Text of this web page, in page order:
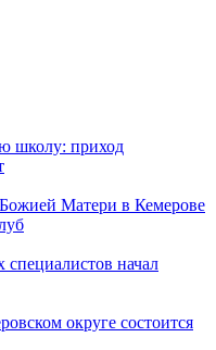
школу: приход
Матери в Кемерове
начал
округе состоится